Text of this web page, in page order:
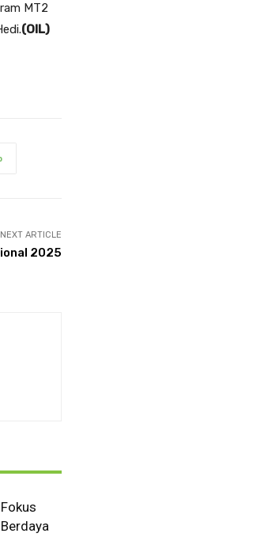
MT2
(OIL)
NEXT ARTICLE
2025